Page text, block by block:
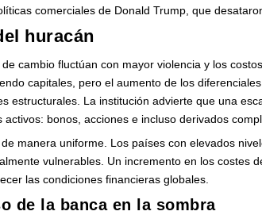
comerciales de Donald Trump, que
huracán
cambio fluctúan con mayor violencia y los
capitales, pero el aumento de los
estructurales. La institución advierte que una
bonos, acciones e incluso derivados
manera uniforme. Los países con elevados
vulnerables. Un incremento en los costes
las condiciones financieras globales.
de la banca en la sombra